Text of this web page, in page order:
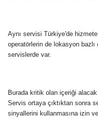
Aynı servisi Türkiye'de
operatörlerin de lokasyon
servislerde var.
Burada kritik olan içeriği
Servis ortaya çıktıktan sonra
sinyallerini kullanmasına izin